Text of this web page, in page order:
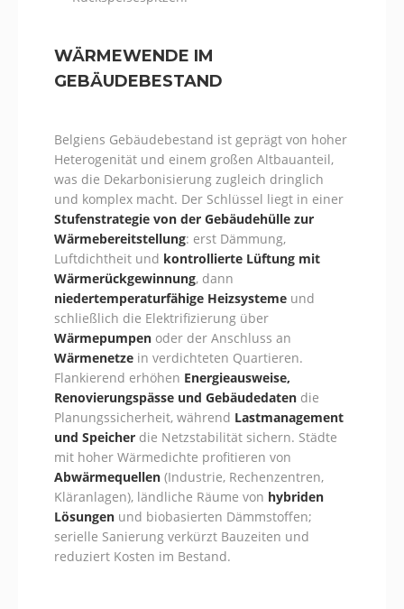
WÄRMEWENDE IM
GEBÄUDEBESTAND
Belgiens Gebäudebestand ist geprägt von hoher
Heterogenität und einem großen Altbauanteil,
was die Dekarbonisierung zugleich dringlich
und komplex macht. Der Schlüssel liegt in einer
Stufenstrategie von der Gebäudehülle zur
Wärmebereitstellung: erst Dämmung,
Luftdichtheit und kontrollierte Lüftung mit
Wärmerückgewinnung, dann
niedertemperaturfähige Heizsysteme und
schließlich die Elektrifizierung über
Wärmepumpen oder der Anschluss an
Wärmenetze in verdichteten Quartieren.
Flankierend erhöhen Energieausweise,
Renovierungspässe und Gebäudedaten die
Planungssicherheit, während Lastmanagement
und Speicher die Netzstabilität sichern. Städte
mit hoher Wärmedichte profitieren von
Abwärmequellen (Industrie, Rechenzentren,
Kläranlagen), ländliche Räume von hybriden
Lösungen und biobasierten Dämmstoffen;
serielle Sanierung verkürzt Bauzeiten und
reduziert Kosten im Bestand.